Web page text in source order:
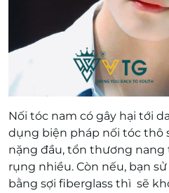
Nối tóc nam có gây hại tới
dụng biện pháp nối tóc thô
nặng đầu, tổn thương nang
rụng nhiều. Còn nếu, bạn
bằng sợi fiberglass thì sẽ